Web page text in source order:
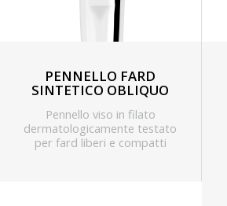
PENNELLO FARD
SINTETICO OBLIQUO
Pennello viso in filato
dermatologicamente testato
per fard liberi e compatti